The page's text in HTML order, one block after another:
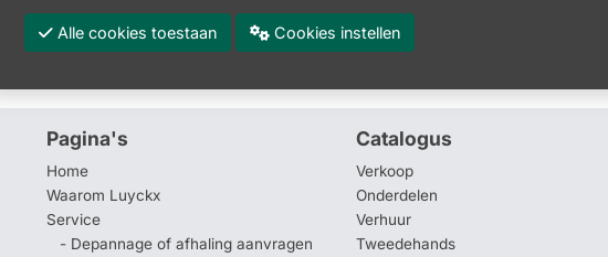
rollen-2827
Pagina's
Home
Waarom Luyckx
Service
- Depannage of afhaling aanvragen
Catalogus
Verkoop
Onderdelen
Verhuur
Tweedehands
Alle cookies toestaan Cookies instellen